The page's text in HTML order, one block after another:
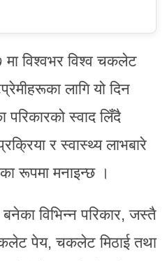
विश्वभर विश्व चकलेट
लागि यो दिन
स्वाद लिँदै
र स्वास्थ्य लाभबारे
रूपमा मनाइन्छ ।
विभिन्न परिकार, जस्तै
पेय, चकलेट मिठाई तथा